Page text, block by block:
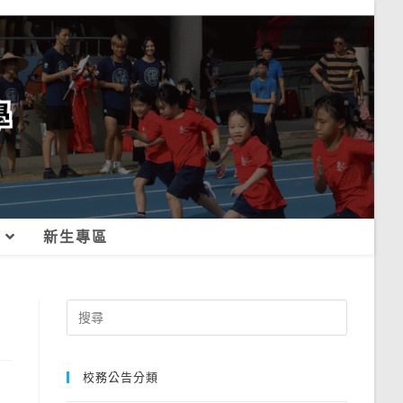
新生專區
Search
for:
校務公告分類